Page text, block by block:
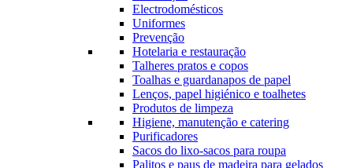
Electrodomésticos
Uniformes
Prevenção
Hotelaria e restauração
Talheres pratos e copos
Toalhas e guardanapos de papel
Lenços, papel higiénico e toalhetes
Produtos de limpeza
Higiene, manutenção e catering
Purificadores
Sacos do lixo-sacos para roupa
Palitos e paus de madeira para gelados